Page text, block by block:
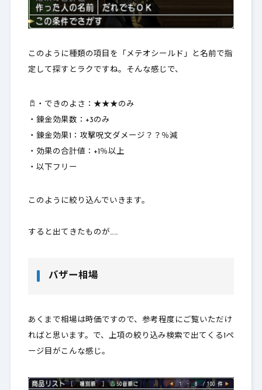
このように種類の項目を「メテオシールド」と名前で指
定して探すとラクですね。そんな感じで、
・できのよさ：★★★のみ
・錬金効果数：+3のみ
・錬金効果1：攻撃呪文ダメージ？？％減
・効果の合計値：+1％以上
・以下フリー
このように絞り込んでいきます。
すると出てきたものが……
バザー相場
あくまで相場は時価ですので、参考程度にご覧いただけ
ればと思います。で、上項の絞り込み検索で出てくる1ペ
ージ目がこんな感じ。